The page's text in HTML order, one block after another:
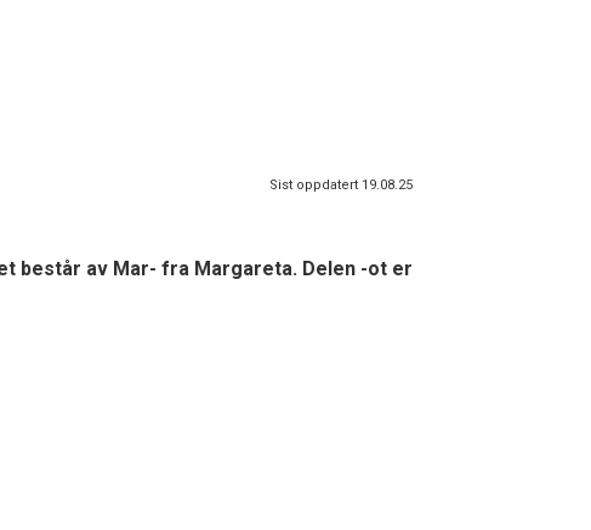
Sist oppdatert 19.08.25
består av Mar- fra Margareta. Delen -ot er